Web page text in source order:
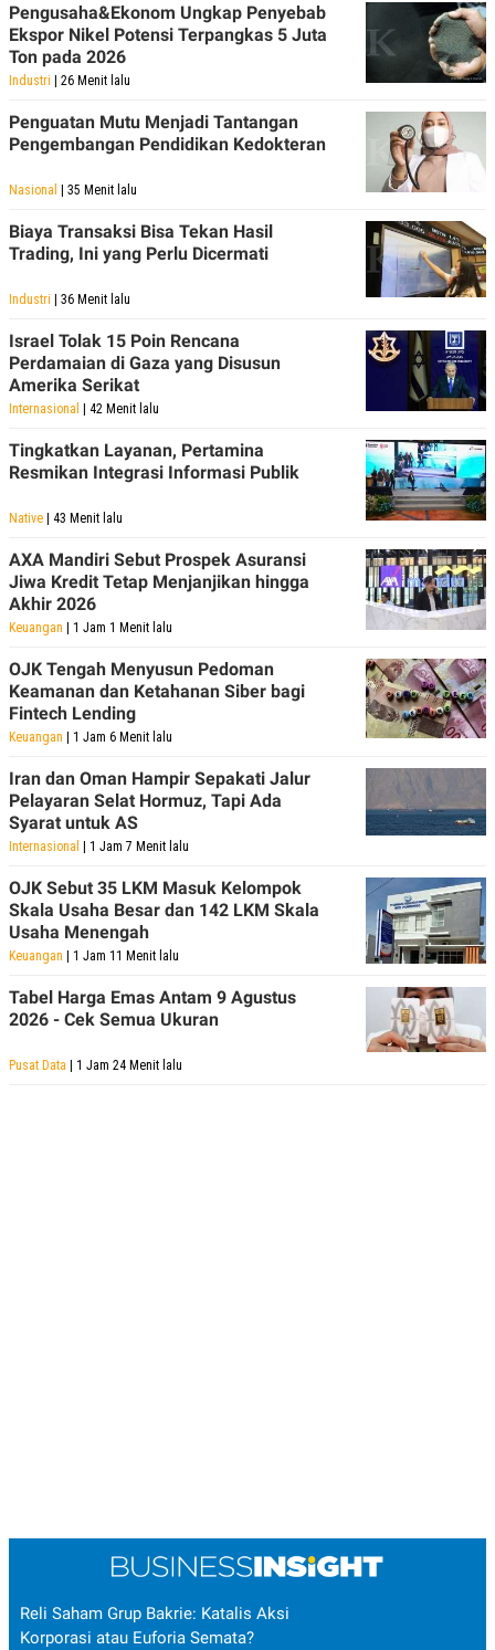
Pengusaha&Ekonom Ungkap Penyebab
Ekspor Nikel Potensi Terpangkas 5 Juta
Ton pada 2026
Industri | 26 Menit lalu
Penguatan Mutu Menjadi Tantangan
Pengembangan Pendidikan Kedokteran
Nasional | 35 Menit lalu
Biaya Transaksi Bisa Tekan Hasil
Trading, Ini yang Perlu Dicermati
Industri | 36 Menit lalu
Israel Tolak 15 Poin Rencana
Perdamaian di Gaza yang Disusun
Amerika Serikat
Internasional | 42 Menit lalu
Tingkatkan Layanan, Pertamina
Resmikan Integrasi Informasi Publik
Native | 43 Menit lalu
AXA Mandiri Sebut Prospek Asuransi
Jiwa Kredit Tetap Menjanjikan hingga
Akhir 2026
Keuangan | 1 Jam 1 Menit lalu
OJK Tengah Menyusun Pedoman
Keamanan dan Ketahanan Siber bagi
Fintech Lending
Keuangan | 1 Jam 6 Menit lalu
Iran dan Oman Hampir Sepakati Jalur
Pelayaran Selat Hormuz, Tapi Ada
Syarat untuk AS
Internasional | 1 Jam 7 Menit lalu
OJK Sebut 35 LKM Masuk Kelompok
Skala Usaha Besar dan 142 LKM Skala
Usaha Menengah
Keuangan | 1 Jam 11 Menit lalu
Tabel Harga Emas Antam 9 Agustus
2026 - Cek Semua Ukuran
Pusat Data | 1 Jam 24 Menit lalu
Reli Saham Grup Bakrie: Katalis Aksi
Korporasi atau Euforia Semata?